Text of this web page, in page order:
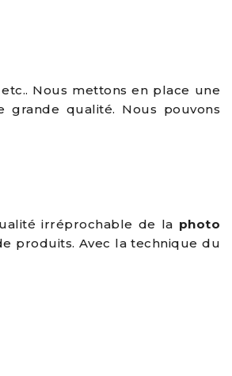
Nous mettons en place une
grande qualité. Nous pouvons
irréprochable de la photo
produits. Avec la technique du